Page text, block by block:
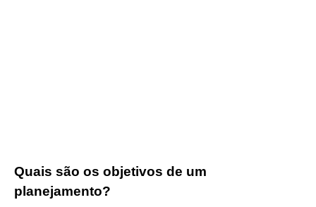
Quais são os objetivos de um
planejamento?